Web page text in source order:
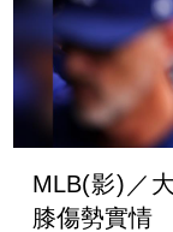
MLB(影)／
膝傷勢實情